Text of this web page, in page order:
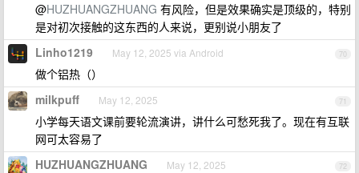
@HUZHUANGZHUANG 有风险，但是效果确实是顶级的，特别
是对初次接触的这东西的人来说，更别说小朋友了
70
Linho1219 May 12, 2025 via Android
做个铝热（）
71
milkpuff May 12, 2025
小学每天语文课前要轮流演讲，讲什么可愁死我了。现在有互联
网可太容易了
72
HUZHUANGZHUANG May 12, 2025